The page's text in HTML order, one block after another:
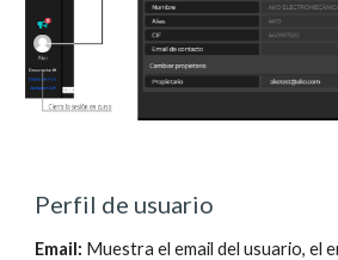
Perfil de usuario
Email: Muestra el email del usuario, el